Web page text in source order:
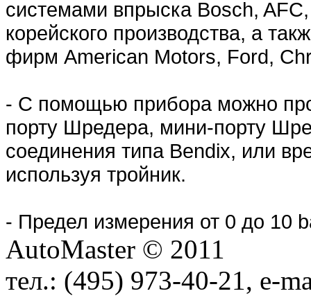
системами впрыска Bosch,
корейского производства, а
фирм American Motors, Ford,
- C помощью прибора можно
порту Шредера, мини-порту
соединения типа Bendix, или
используя тройник.
- Предел измерения от 0 до 10
AutoMaster © 2011
тел.: (495) 973-40-21, e-